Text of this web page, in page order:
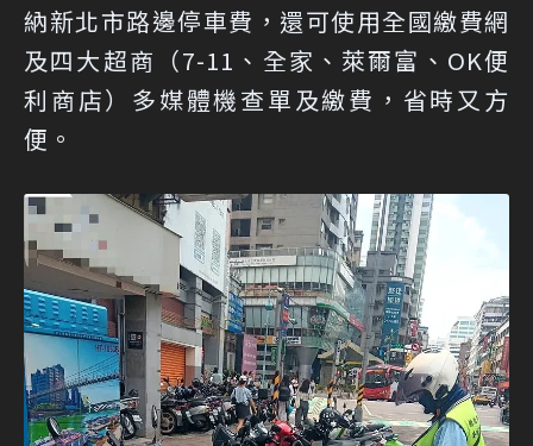
納新北市路邊停車費，還可使用全國繳費網
及四大超商（7-11、全家、萊爾富、OK便
利商店）多媒體機查單及繳費，省時又方
便。